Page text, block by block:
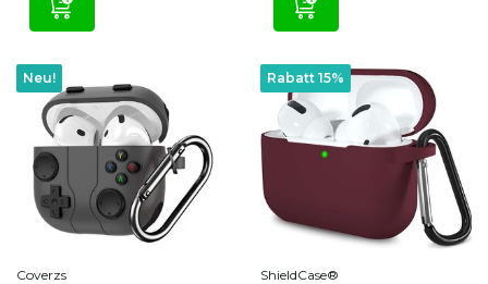
Neu!
Coverzs
Rabatt 15%
ShieldCase®